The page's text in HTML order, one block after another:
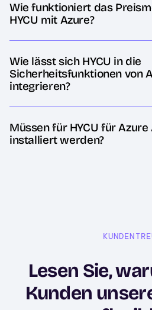
Wie funktioniert das
HYCU mit Azure?
Wie lässt sich HYCU in die
Sicherheitsfunktionen von
integrieren?
Müssen für HYCU für
installiert werden?
Lesen Sie,
Kunden